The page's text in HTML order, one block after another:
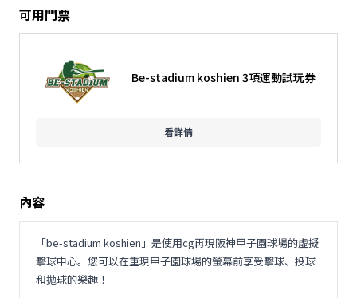
可用門票
Be-stadium koshien 3項運動試玩券
看詳情
內容
「be-stadium koshien」是使用cg再現阪神甲子園球場的虛擬
擊球中心。您可以在重現甲子園球場的螢幕前享受擊球、投球
和拋球的樂趣！